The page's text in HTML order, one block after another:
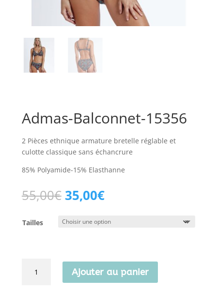
Admas-Balconnet-15356
2 Pièces ethnique armature bretelle réglable et
culotte classique sans échancrure
85% Polyamide-15% Elasthanne
55,00€ Le
prix
initial
était :
35,00€Le
prix
actuel
est :
Tailles
Ajouter au panier